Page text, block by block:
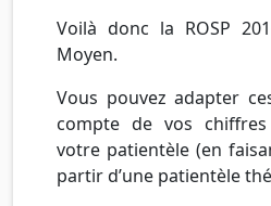
Voilà donc la ROSP
Moyen.
Vous pouvez adapter
compte de vos
votre patientèle (en
partir d’une patientèle